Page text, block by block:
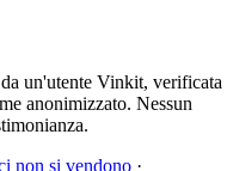
un'utente Vinkit, verificata
anonimizzato. Nessun
non si vendono ·